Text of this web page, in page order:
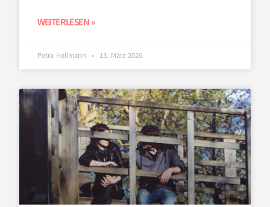
WEITERLESEN »
Petra Hellmann 13. März 2026